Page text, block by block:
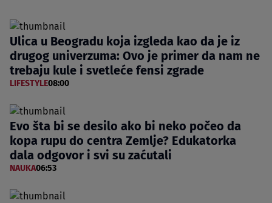
Ulica u Beogradu koja izgleda kao da je iz
drugog univerzuma: Ovo je primer da nam ne
trebaju kule i svetleće fensi zgrade
LIFESTYLE08:00
Evo šta bi se desilo ako bi neko počeo da
kopa rupu do centra Zemlje? Edukatorka
dala odgovor i svi su zaćutali
NAUKA06:53